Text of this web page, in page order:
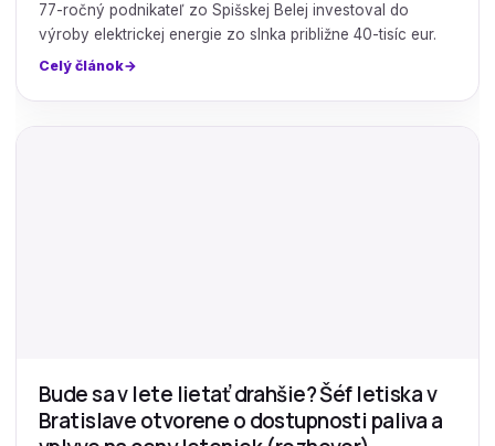
77-ročný podnikateľ zo Spišskej Belej investoval do
výroby elektrickej energie zo slnka približne 40-tisíc eur.
Celý článok
Bude sa v lete lietať drahšie? Šéf letiska v
Bratislave otvorene o dostupnosti paliva a